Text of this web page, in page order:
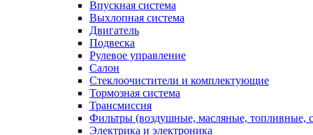
Впускная система
Выхлопная система
Двигатель
Подвеска
Рулевое управление
Салон
Стеклоочистители и комплектующие
Тормозная система
Трансмиссия
Фильтры (воздушные, масляные, топливные,
Электрика и электроника